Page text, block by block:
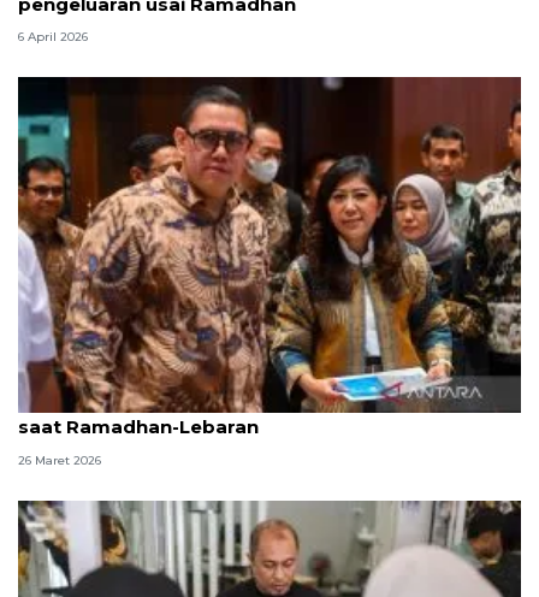
6 April 2026
DPR apresiasi Komdigi sukses jaga telekomunikasi
saat Ramadhan-Lebaran
26 Maret 2026